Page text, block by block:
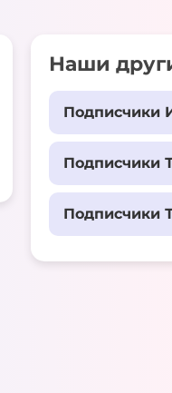
Наши
Подписчики
Подписчики
Подписчики